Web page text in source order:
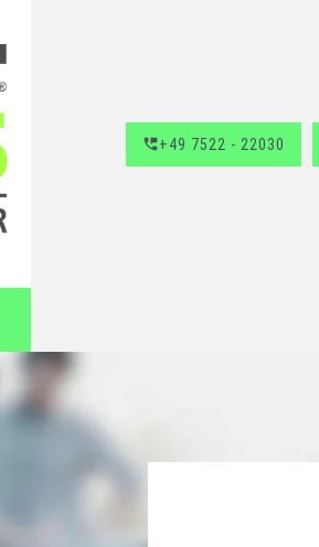
+49 7522 - 22030